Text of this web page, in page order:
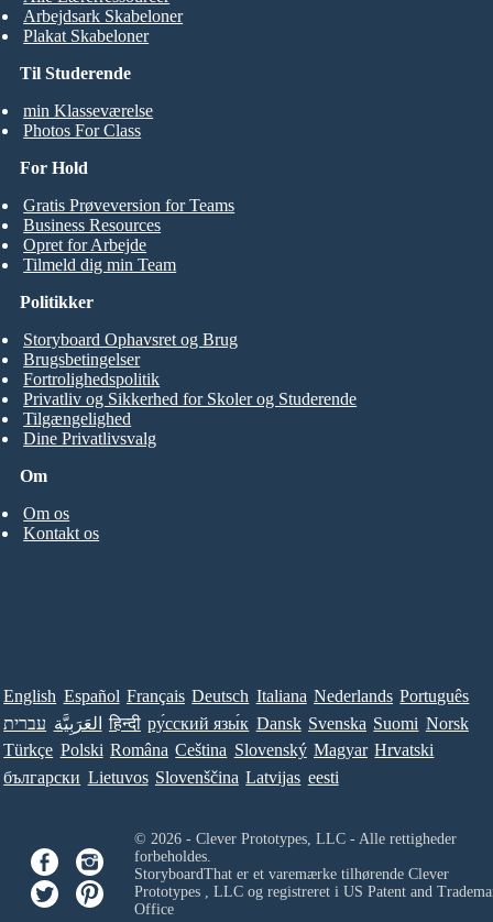
Til Studerende
min Klasseværelse
Photos For Class
Arbejdsark Skabeloner
Plakat Skabeloner
For Hold
Gratis Prøveversion for Teams
Business Resources
Opret for Arbejde
Tilmeld dig min Team
Om
Om os
Kontakt os
Politikker
Storyboard Ophavsret og Brug
Brugsbetingelser
Fortrolighedspolitik
Privatliv og Sikkerhed for Skoler og Studerende
Tilgængelighed
Dine Privatlivsvalg
English Español Français Deutsch Italiana Nederlands Português
עברית العَرَبِيَّة हिन्दी ру́сский язы́к Dansk Svenska Suomi Norsk
Türkçe Polski Româna Ceština Slovenský Magyar Hrvatski
български Lietuvos Slovenščina Latvijas eesti
© 2026 - Clever Prototypes, LLC - Alle rettigheder
forbeholdes.
StoryboardThat er et varemærke tilhørende Clever
Prototypes , LLCog registreret i US Patent and
Office